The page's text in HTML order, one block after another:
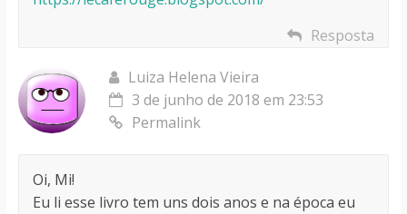
Resposta
Luiza Helena Vieira
3 de junho de 2018 em 23:53
Permalink
Oi, Mi!
Eu li esse livro tem uns dois anos e na época eu